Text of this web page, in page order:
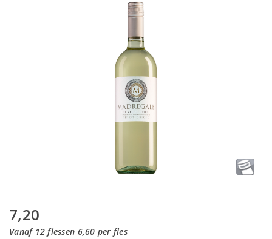
7,20
Vanaf 12 flessen 6,60 per fles